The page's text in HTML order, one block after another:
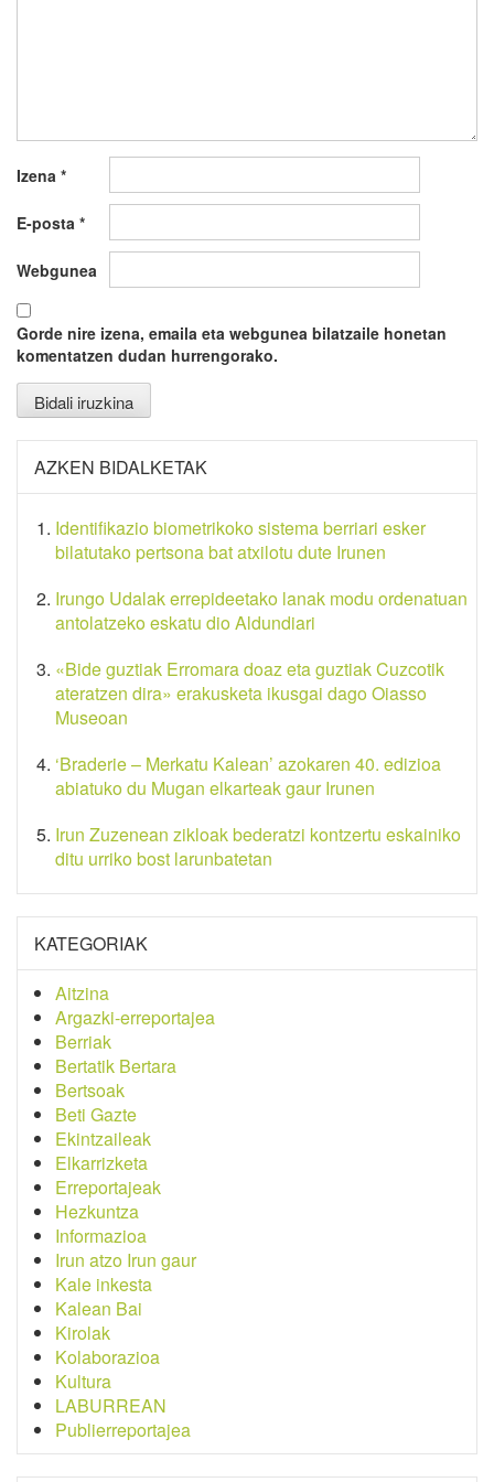
Izena *
E-posta *
Webgunea
Gorde nire izena, emaila eta webgunea bilatzaile honetan
komentatzen dudan hurrengorako.
AZKEN BIDALKETAK
Identifikazio biometrikoko sistema berriari esker
bilatutako pertsona bat atxilotu dute Irunen
Irungo Udalak errepideetako lanak modu ordenatuan
antolatzeko eskatu dio Aldundiari
«Bide guztiak Erromara doaz eta guztiak Cuzcotik
ateratzen dira» erakusketa ikusgai dago Oiasso
Museoan
‘Braderie – Merkatu Kalean’ azokaren 40. edizioa
abiatuko du Mugan elkarteak gaur Irunen
Irun Zuzenean zikloak bederatzi kontzertu eskainiko
ditu urriko bost larunbatetan
KATEGORIAK
Aitzina
Argazki-erreportajea
Berriak
Bertatik Bertara
Bertsoak
Beti Gazte
Ekintzaileak
Elkarrizketa
Erreportajeak
Hezkuntza
Informazioa
Irun atzo Irun gaur
Kale inkesta
Kalean Bai
Kirolak
Kolaborazioa
Kultura
LABURREAN
Publierreportajea